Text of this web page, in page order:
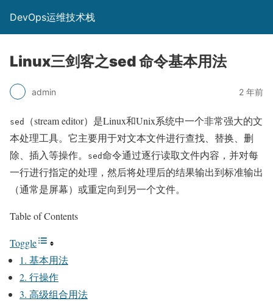
DevOps运维技术栈
Linux三剑客之sed 命令基本用法
admin 2 年前
sed
（stream editor）是Linux和Unix系统中一个非常强大的文
本处理工具。它主要用于对文本文件进行查找、替换、删
除、插入等操作。
sed命令通过逐行读取文件内容，并对每
一行进行指定的处理，然后将处理后的结果输出到标准输出
（通常是屏幕）或重定向到另一个文件。
Table of Contents
Toggle
1. 基本用法
2. 行操作
3. 高级组合用法